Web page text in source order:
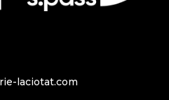
laciotat.com